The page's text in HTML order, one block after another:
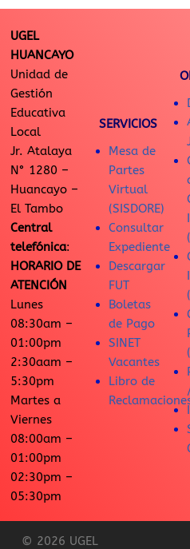
UGEL
HUANCAYO
Unidad de
Gestión
Educativa
Local
Jr. Atalaya
N° 1280 –
Huancayo –
El Tambo
Central
telefónica:
HORARIO DE
ATENCIÓN
Lunes
08:30am –
01:00pm
2:30aam –
5:30pm
Martes a
Viernes
08:00am –
01:00pm
02:30pm –
05:30pm
SERVICIOS
Mesa de
Partes
Virtual
(SISDORE)
Consultar
Expediente
Descargar
FUT
Boletas
de Pago
SINET
Vacantes
Libro de
© 2026 UGEL